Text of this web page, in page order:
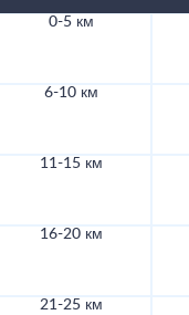
0-5 км
6-10 км
11-15 км
16-20 км
21-25 км